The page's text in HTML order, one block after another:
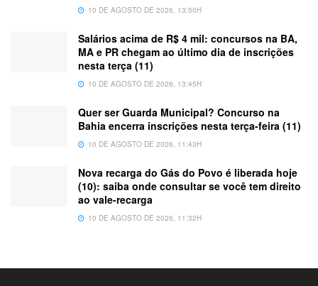
10 DE AGOSTO DE 2026, 13:50H
Salários acima de R$ 4 mil: concursos na BA,
MA e PR chegam ao último dia de inscrições
nesta terça (11)
10 DE AGOSTO DE 2026, 13:45H
Quer ser Guarda Municipal? Concurso na
Bahia encerra inscrições nesta terça-feira (11)
10 DE AGOSTO DE 2026, 11:43H
Nova recarga do Gás do Povo é liberada hoje
(10): saiba onde consultar se você tem direito
ao vale-recarga
10 DE AGOSTO DE 2026, 11:32H